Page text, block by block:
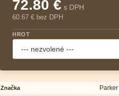
72.80 € s DPH
60.67 € bez DPH
HROT
Značka Parker